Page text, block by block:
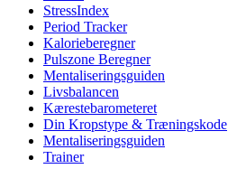
StressIndex
Period Tracker
Kalorieberegner
Pulszone Beregner
Mentaliseringsguiden
Livsbalancen
Kærestebarometeret
Din Kropstype & Træningskode
Mentaliseringsguiden
Trainer